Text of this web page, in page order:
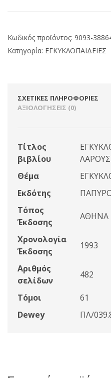
Κωδικός προϊόντος: 9093-
Κατηγορία: ΕΓΚΥΚΛΟΠΑΙΔΕΙΕΣ
ΣΧΕΤΙΚΈΣ ΠΛΗΡΟΦΟΡΊΕΣ
ΑΞΙΟΛΟΓΉΣΕΙΣ (0)
Τίτλος
βιβλίου
Θέμα
Εκδότης
Τόπος
Έκδοσης
ΑΘΗΝΑ
Χρονολογία
Έκδοσης
1993
Αριθμός
σελίδων
482
Τόμοι
61
Dewey
ΠΛ/